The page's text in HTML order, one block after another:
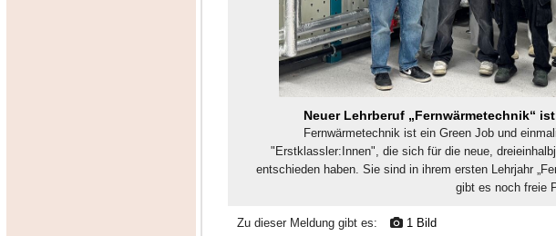
Neuer Lehrberuf „Fernwärmetechnik“
Fernwärmetechnik ist ein Green Job und
"Erstklassler:Innen", die sich für die neue,
entschieden haben. Sie sind in ihrem ersten Lehrjahr
gibt es noch freie
Zu dieser Meldung gibt es: 1 Bild